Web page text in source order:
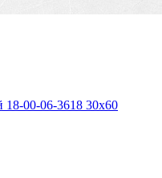
18-00-06-3618 30х60